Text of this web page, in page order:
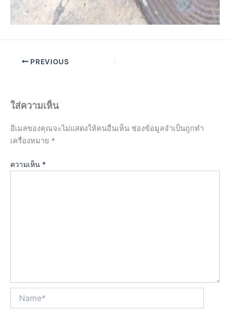
PREVIOUS
ใส่ความเห็น
อีเมลของคุณจะไม่แสดงให้คนอื่นเห็น ช่องข้อมูลจำเป็นถูกทำ
เครื่องหมาย *
ความเห็น *